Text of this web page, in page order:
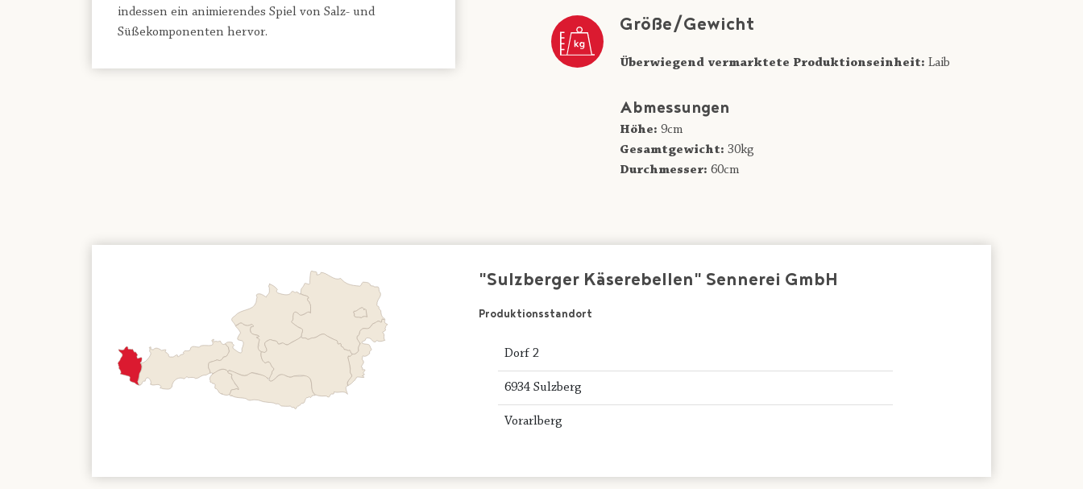
indessen ein animierendes Spiel von Salz- und
Süßekomponenten hervor.
Größe/Gewicht
Überwiegend vermarktete Produktionseinheit: Laib
Abmessungen
Höhe: 9cm
Gesamtgewicht: 30kg
Durchmesser: 60cm
"Sulzberger Käserebellen" Sennerei GmbH
Produktionsstandort
Dorf 2
6934 Sulzberg
Vorarlberg